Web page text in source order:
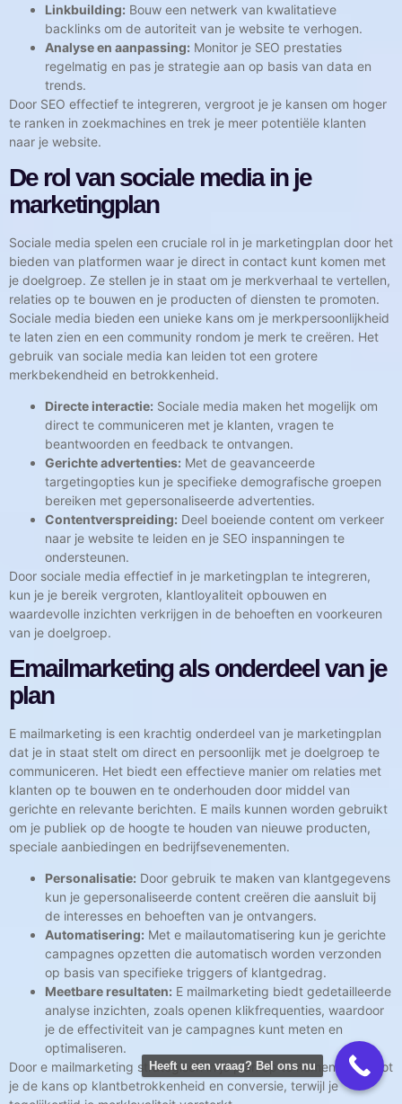
Linkbuilding: Bouw een netwerk van kwalitatieve
backlinks om de autoriteit van je website te verhogen.
Analyse en aanpassing: Monitor je SEO prestaties
regelmatig en pas je strategie aan op basis van data en
trends.
Door SEO effectief te integreren, vergroot je je kansen om hoger
te ranken in zoekmachines en trek je meer potentiële klanten
naar je website.
De rol van sociale media in je
marketingplan
Sociale media spelen een cruciale rol in je marketingplan door het
bieden van platformen waar je direct in contact kunt komen met
je doelgroep. Ze stellen je in staat om je merkverhaal te vertellen,
relaties op te bouwen en je producten of diensten te promoten.
Sociale media bieden een unieke kans om je merkpersoonlijkheid
te laten zien en een community rondom je merk te creëren. Het
gebruik van sociale media kan leiden tot een grotere
merkbekendheid en betrokkenheid.
Directe interactie: Sociale media maken het mogelijk om
direct te communiceren met je klanten, vragen te
beantwoorden en feedback te ontvangen.
Gerichte advertenties: Met de geavanceerde
targetingopties kun je specifieke demografische groepen
bereiken met gepersonaliseerde advertenties.
Contentverspreiding: Deel boeiende content om verkeer
naar je website te leiden en je SEO inspanningen te
ondersteunen.
Door sociale media effectief in je marketingplan te integreren,
kun je je bereik vergroten, klantloyaliteit opbouwen en
waardevolle inzichten verkrijgen in de behoeften en voorkeuren
van je doelgroep.
Emailmarketing als onderdeel van je
plan
E mailmarketing is een krachtig onderdeel van je marketingplan
dat je in staat stelt om direct en persoonlijk met je doelgroep te
communiceren. Het biedt een effectieve manier om relaties met
klanten op te bouwen en te onderhouden door middel van
gerichte en relevante berichten. E mails kunnen worden gebruikt
om je publiek op de hoogte te houden van nieuwe producten,
speciale aanbiedingen en bedrijfsevenementen.
Personalisatie: Door gebruik te maken van klantgegevens
kun je gepersonaliseerde content creëren die aansluit bij
de interesses en behoeften van je ontvangers.
Automatisering: Met e mailautomatisering kun je gerichte
campagnes opzetten die automatisch worden verzonden
op basis van specifieke triggers of klantgedrag.
Meetbare resultaten: E mailmarketing biedt gedetailleerde
analyse inzichten, zoals openen klikfrequenties, waardoor
je de effectiviteit van je campagnes kunt meten en
optimaliseren.
Door e mailmarketing strategisch in je plan op te nemen, vergroot
je de kans op klantbetrokkenheid en conversie, terwijl je
Heeft u een vraag? Bel ons nu